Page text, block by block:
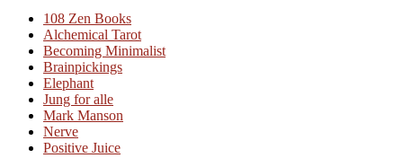
108 Zen Books
Alchemical Tarot
Becoming Minimalist
Brainpickings
Elephant
Jung for alle
Mark Manson
Nerve
Positive Juice